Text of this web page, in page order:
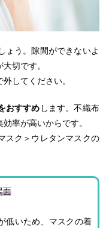
ょう。隙間ができないよ
大切です。
してください。
おすすめ します。不織布
率が高いからです。
スク＞ウレタンマスクの
面
低いため、マスクの着